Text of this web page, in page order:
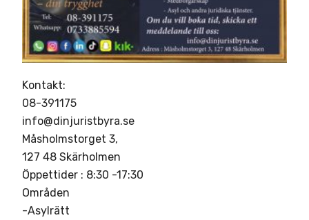
Kontakt:
08-391175
info@dinjuristbyra.se
Måsholmstorget 3,
127 48 Skärholmen
Öppettider : 8:30 -17:30
Områden
-Asylrätt